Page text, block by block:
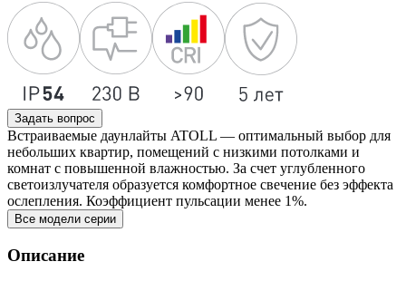
Задать вопрос
Встраиваемые даунлайты ATOLL — оптимальный выбор для
небольших квартир, помещений с низкими потолками и
комнат с повышенной влажностью. За счет углубленного
светоизлучателя образуется комфортное свечение без эффекта
ослепления. Коэффициент пульсации менее 1%.
Все модели серии
Описание